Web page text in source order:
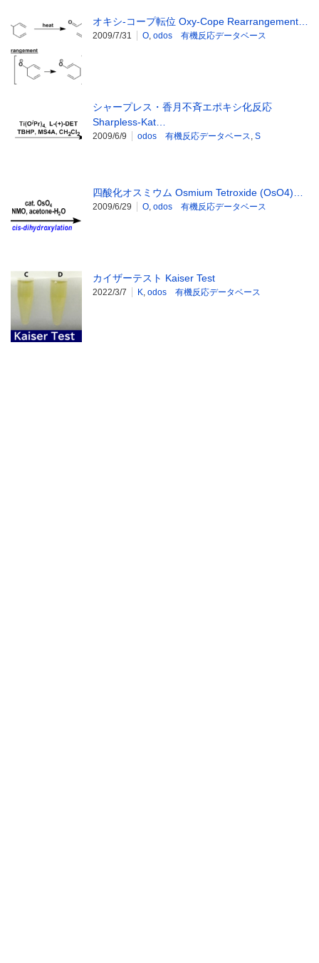
オキシ-コープ転位 Oxy-Cope Rearrangement…
2009/7/31 O odos 有機反応データベース
シャープレス・香月不斉エポキシ化反応
Sharpless-Kat…
2009/6/9 odos 有機反応データベース S
四酸化オスミウム Osmium Tetroxide (OsO4)…
2009/6/29 O odos 有機反応データベース
カイザーテスト Kaiser Test
2022/3/7 K odos 有機反応データベース